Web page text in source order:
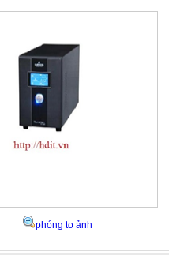
phóng to ảnh